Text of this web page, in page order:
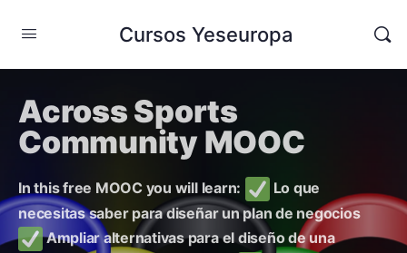
Cursos Yeseuropa
Across Sports
Community MOOC
In this free MOOC you will learn:
Lo que
necesitas saber para diseñar un plan de negocios
Ampliar alternativas para el diseño de una